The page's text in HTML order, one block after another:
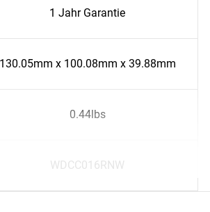
1 Jahr Garantie
130.05mm x 100.08mm x 39.88mm
0.44lbs
WDCC016RNW